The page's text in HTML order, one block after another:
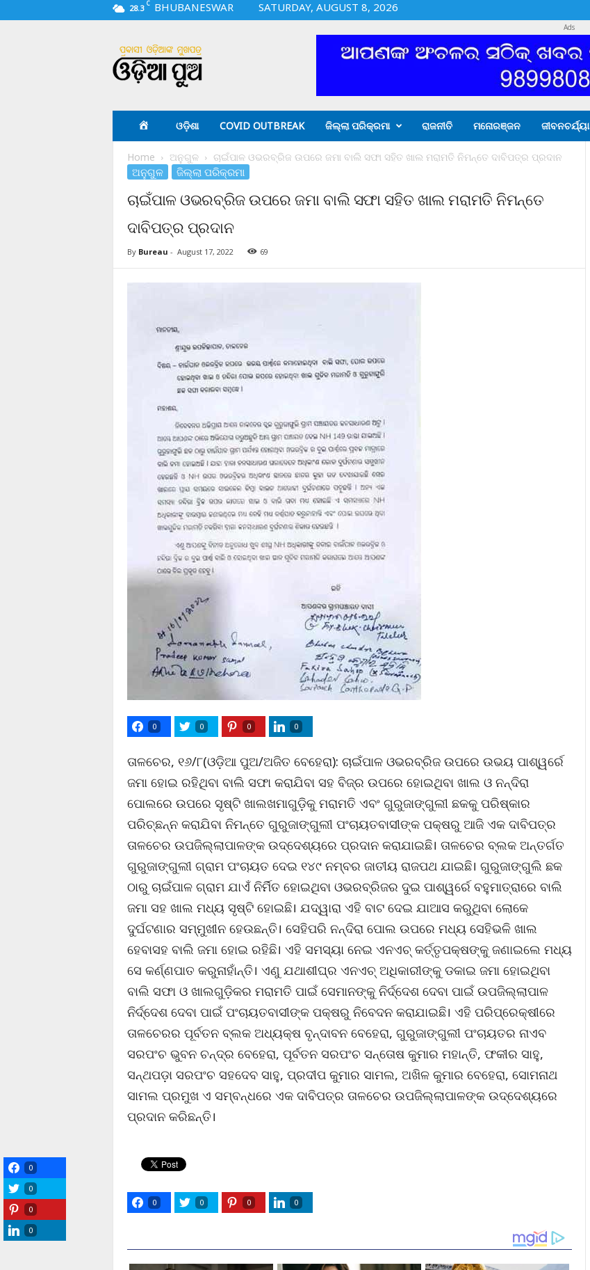
28.3 C BHUBANESWAR
SATURDAY, AUGUST 8, 2026
i
a
Ads
ଓଡ଼ିଶା COVID OUTBREAK ଜିଲ୍ଲା ପରିକ୍ରମା ରାଜନୀତି ମନୋରଞ୍ଜନ ଜୀବନଚର୍ଯ୍ୟା
Home ଅନୁଗୁଳ ଚାଇଁପାଳ ଓଭରବ୍ରିଜ ଉପରେ ଜମା ବାଲି ସଫା ସହିତ ଖାଲ ମରାମତି ନିମନ୍ତେ ଦାବିପତ୍ର ପ୍ରଦାନ
ଅନୁଗୁଳ ଜିଲ୍ଲା ପରିକ୍ରମା
ଚାଇଁପାଳ ଓଭରବ୍ରିଜ ଉପରେ ଜମା ବାଲି ସଫା ସହିତ ଖାଲ ମରାମତି ନିମନ୍ତେ
ଦାବିପତ୍ର ପ୍ରଦାନ
By Bureau - August 17, 2022 69
0 0 0 0
ତାଳଚେର, ୧୬/୮(ଓଡ଼ିଆ ପୁଅ/ଅଜିତ ବେହେରା): ଚାଇଁପାଳ ଓଭରବ୍ରିଜ ଉପରେ ଉଭୟ ପାଶ୍ୱର୍ରେ
ଜମା ହୋଇ ରହିଥିବା ବାଲି ସଫା କରାଯିବା ସହ ବିଜ୍ର ଉପରେ ହୋଇଥିବା ଖାଲ ଓ ନନ୍ଦିରା
ପୋଲରେ ଉପରେ ସୃଷ୍ଟି ଖାଲଖମାଗୁଡ଼ିକୁ ମରାମତି ଏବଂ ଗୁରୁଜାଙ୍ଗୁଲୀ ଛକକୁ ପରିଷ୍କାର
ପରିଚ୍ଛନ୍ନ କରାଯିବା ନିମନ୍ତେ ଗୁରୁଜାଙ୍ଗୁଲୀ ପଂଚାୟତବାସୀଙ୍କ ପକ୍ଷରୁ ଆଜି ଏକ ଦାବିପତ୍ର
ତାଳଚେର ଉପଜିଲ୍ଲାପାଳଙ୍କ ଉଦ୍ଦେଶ୍ୟରେ ପ୍ରଦାନ କରାଯାଇଛି। ତାଳଚେର ବ୍ଲକ ଅନ୍ତର୍ଗତ
ଗୁରୁଜାଙ୍ଗୁଲୀ ଗ୍ରାମ ପଂଚାୟତ ଦେଇ ୧୪୯ ନମ୍ବର ଜାତୀୟ ରାଜପଥ ଯାଇଛି। ଗୁରୁଜାଙ୍ଗୁଲି ଛକ
ଠାରୁ ଚାଇଁପାଳ ଗ୍ରାମ ଯାଏଁ ନିର୍ମିତ ହୋଇଥିବା ଓଭରବ୍ରିଜର ଦୁଇ ପାଶ୍ୱର୍ରେ ବହୁମାତ୍ରାରେ ବାଲି
ଜମା ସହ ଖାଲ ମଧ୍ୟ ସୃଷ୍ଟି ହୋଇଛି। ଯଦ୍ୱାରା ଏହି ବାଟ ଦେଇ ଯାଆସ କରୁଥିବା ଲୋକେ
ଦୁର୍ଘଟଣାର ସମ୍ମୁଖୀନ ହେଉଛନ୍ତି। ସେହିପରି ନନ୍ଦିରା ପୋଲ ଉପରେ ମଧ୍ୟ ସେହିଭଳି ଖାଲ
ହେବାସହ ବାଲି ଜମା ହୋଇ ରହିଛି। ଏହି ସମସ୍ୟା ନେଇ ଏନଏଚ୍ କର୍ତ୍ତୃପକ୍ଷଙ୍କୁ ଜଣାଇଲେ ମଧ୍ୟ
ସେ କର୍ଣ୍ଣପାତ କରୁନାହାଁନ୍ତି। ଏଣୁ ଯଥାଶୀଘ୍ର ଏନଏଚ୍ ଅଧିକାରୀଙ୍କୁ ଡକାଇ ଜମା ହୋଇଥିବା
ବାଲି ସଫା ଓ ଖାଲଗୁଡ଼ିକର ମରାମତି ପାଇଁ ସେମାନଙ୍କୁ ନିର୍ଦ୍ଦେଶ ଦେବା ପାଇଁ ଉପଜିଲ୍ଲାପାଳ
ନିର୍ଦ୍ଦେଶ ଦେବା ପାଇଁ ପଂଚାୟତବାସୀଙ୍କ ପକ୍ଷରୁ ନିବେଦନ କରାଯାଇଛି। ଏହି ପରିପ୍ରେକ୍ଷୀରେ
ତାଳଚେରର ପୂର୍ବତନ ବ୍ଲକ ଅଧ୍ୟକ୍ଷ ବୃନ୍ଦାବନ ବେହେରା, ଗୁରୁଜାଙ୍ଗୁଲୀ ପଂଚାୟତର ନାଏବ
ସରପଂଚ ଭୁବନ ଚନ୍ଦ୍ର ବେହେରା, ପୂର୍ବତନ ସରପଂଚ ସନ୍ତୋଷ କୁମାର ମହାନ୍ତି, ଫକୀର ସାହୁ,
ସନ୍ଥପଡ଼ା ସରପଂଚ ସହଦେବ ସାହୁ, ପ୍ରଦୀପ କୁମାର ସାମଲ, ଅଖିଳ କୁମାର ବେହେରା, ସୋମନାଥ
ସାମଲ ପ୍ରମୁଖ ଏ ସମ୍ବନ୍ଧରେ ଏକ ଦାବିପତ୍ର ତାଳଚେର ଉପଜିଲ୍ଲାପାଳଙ୍କ ଉଦ୍ଦେଶ୍ୟରେ
ପ୍ରଦାନ କରିଛନ୍ତି।
0 0 0 0
0
0
0
0